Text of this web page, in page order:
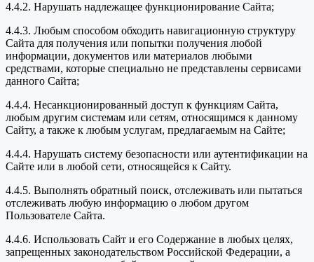
4.4.2. Нарушать надлежащее функционирование Сайта;
4.4.3. Любым способом обходить навигационную структуру
Сайта для получения или попытки получения любой
информации, документов или материалов любыми
средствами, которые специально не представлены сервисами
данного Сайта;
4.4.4. Несанкционированный доступ к функциям Сайта,
любым другим системам или сетям, относящимся к данному
Сайту, а также к любым услугам, предлагаемым на Сайте;
4.4.4. Нарушать систему безопасности или аутентификации на
Сайте или в любой сети, относящейся к Сайту.
4.4.5. Выполнять обратный поиск, отслеживать или пытаться
отслеживать любую информацию о любом другом
Пользователе Сайта.
4.4.6. Использовать Сайт и его Содержание в любых целях,
запрещенных законодательством Российской Федерации, а